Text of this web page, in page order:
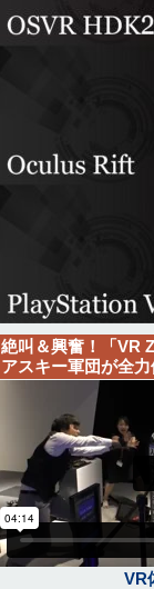
絶叫＆興奮！「VR
アスキー軍団が全
VR